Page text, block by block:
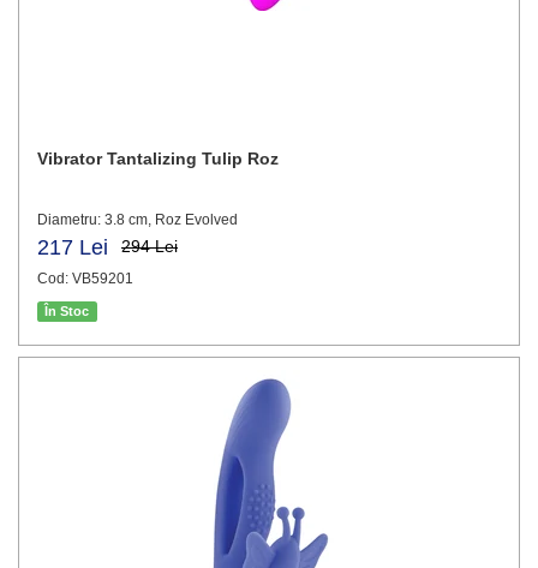
Vibrator Tantalizing Tulip Roz
Diametru: 3.8 cm, Roz Evolved
217 Lei 294 Lei
Cod: VB59201
În Stoc